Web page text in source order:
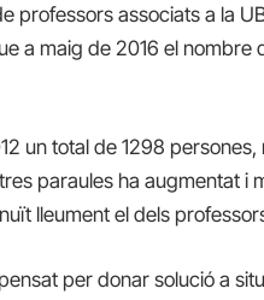
professors associats a la
a maig de 2016 el
un total de 1298
paraules ha augmentat i
lleument el dels
per donar solució a